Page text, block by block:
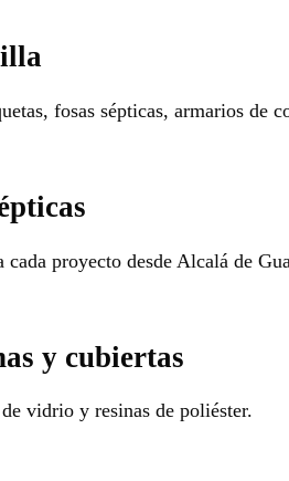
fosas sépticas, armarios
cada proyecto desde Alcalá de
y cubiertas
vidrio y resinas de poliéster.